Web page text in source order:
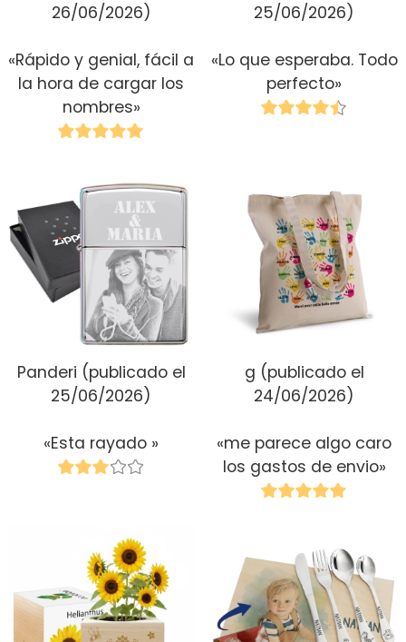
26/06/2026)
«Rápido y genial, fácil a
la hora de cargar los
nombres»
25/06/2026)
«Lo que esperaba. Todo
perfecto»
Panderi (publicado el
25/06/2026)
«Esta rayado »
g (publicado el
24/06/2026)
«me parece algo caro
los gastos de envio»